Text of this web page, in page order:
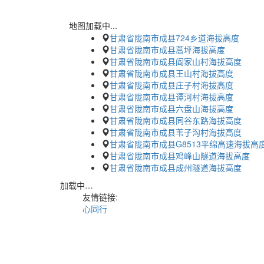
地图加载中...
甘肃省陇南市成县724乡道海拔高度
甘肃省陇南市成县蒿坪海拔高度
甘肃省陇南市成县阎家山村海拔高度
甘肃省陇南市成县王山村海拔高度
甘肃省陇南市成县庄子村海拔高度
甘肃省陇南市成县谭河村海拔高度
甘肃省陇南市成县六盘山海拔高度
甘肃省陇南市成县同谷东路海拔高度
甘肃省陇南市成县苇子沟村海拔高度
甘肃省陇南市成县G8513平绵高速海拔高
甘肃省陇南市成县鸡峰山隧道海拔高度
甘肃省陇南市成县成州隧道海拔高度
加载中…
友情链接:
心同行